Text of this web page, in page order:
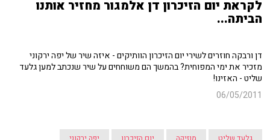
לקראת יום הזיכרון דן אלמגור מחזיר אותנו
הביתה...
דן ורבקה חוזרים לשירי יום הזיכרון הוותיקים - איזה שיר של יפה ירקוני
מזכיר את ימי המפוחית? בהמשך הם משוחחים על שיר שנכתב למען גלעד
שליט - האזינו!
06/05/2011